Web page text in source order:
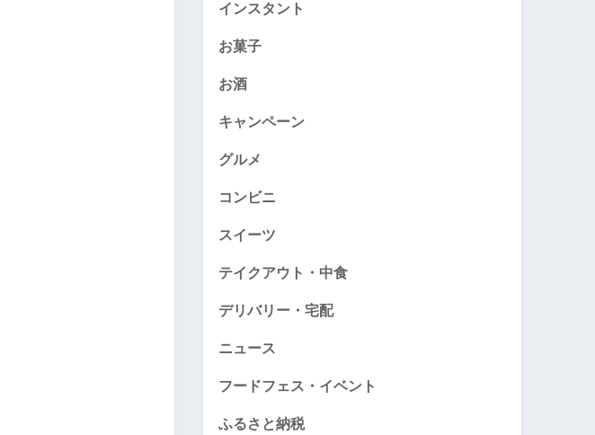
インスタント
お菓子
お酒
キャンペーン
グルメ
コンビニ
スイーツ
テイクアウト・中食
デリバリー・宅配
ニュース
フードフェス・イベント
ふるさと納税